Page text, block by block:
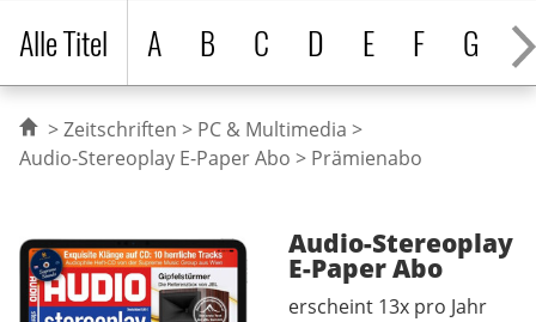
Alle Titel
A B C D E F G H
Zeitschriften
PC & Multimedia
Audio-Stereoplay E-Paper Abo
Prämienabo
Audio-Stereoplay
E-PaperAbo
erscheint 13x pro Jahr